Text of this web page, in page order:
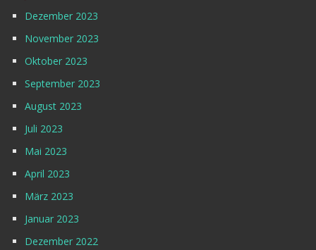
Dezember 2023
November 2023
Oktober 2023
September 2023
August 2023
Juli 2023
Mai 2023
April 2023
März 2023
Januar 2023
Dezember 2022